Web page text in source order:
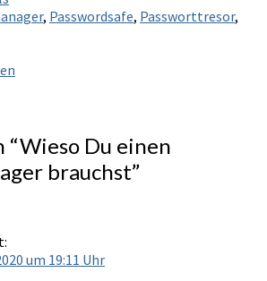
, Passwordsafe, Passworttresor,
“Wieso Du einen
brauchst”
um 19:11 Uhr